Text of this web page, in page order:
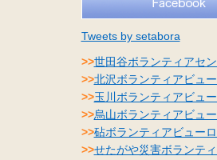
Tweets by setabora
>>世田谷ボランティアセ
>>北沢ボランティアビュ
>>玉川ボランティアビュ
>>烏山ボランティアビュ
>>砧ボランティアビュー
>>せたがや災害ボランテ